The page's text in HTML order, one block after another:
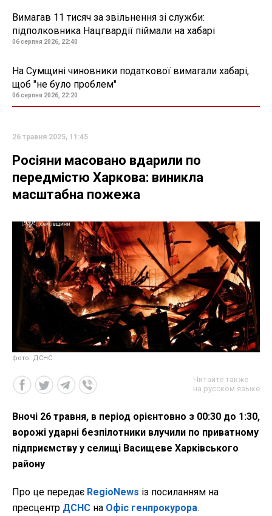
Вимагав 11 тисяч за звільнення зі служби:
підполковника Нацгвардії піймали на хабарі
06 серпня 2026, 22:40
На Сумщині чиновники податкової вимагали хабарі,
щоб "не було проблем"
06 серпня 2026, 22:20
26 травня 2025, 11:45
Росіяни масовано вдарили по
передмістю Харкова: виникла
масштабна пожежа
фото: ДСНС
Читайте также
на русском языке
Вночі 26 травня, в період орієнтовно з 00:30 до 1:30,
ворожі ударні безпілотники влучили по приватному
підприємству у селищі Васищеве Харківського
району
Про це передає RegioNews із посиланням на
пресцентр ДСНС на Офіс генпрокурора.